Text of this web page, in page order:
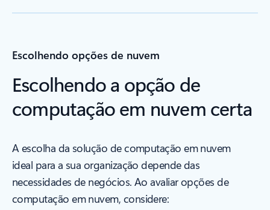
Escolhendo opções de nuvem
Escolhendo a opção de
computação em nuvem certa
A escolha da solução de computação em nuvem
ideal para a sua organização depende das
necessidades de negócios. Ao avaliar opções de
computação em nuvem, considere: